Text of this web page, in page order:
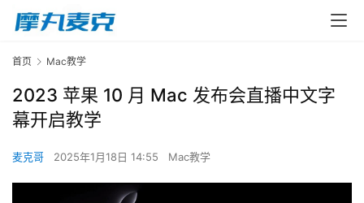
首页 Mac教学
2023 苹果 10 月 Mac 发布会直播中文字
幕开启教学
麦克哥 2025年1月18日 14:55 Mac教学